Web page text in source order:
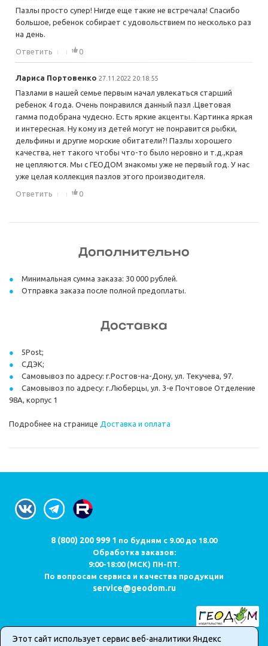
Пазлы просто супер! Нигде еще такие не встречала! Спасибо
большое, ребенок собирает с удовольствием по несколько раз
на день.
Ответить 0
Лариса Портовенко 27.11.2022 20:18:55
Пазлами в нашей семье первым начал увлекаться старший
ребенок 4 года. Очень понравился данный пазл .Цветовая
гамма подобрана чудесно. Есть яркие акценты. Картинка яркая
и интересная. Ну кому из детей могут не понравится рыбки,
дельфины и другие морские обитатели?! Пазлы хорошего
качества, нет такого чтобы что-то было неровно и т.д.,края
не цепляются. Мы с ГЕОДОМ знакомы уже не первый год. У нас
уже целая коллекция пазлов этого производителя.
Ответить 0
Дополнительно
Минимальная сумма заказа: 30 000 рублей.
Отправка заказа после полной предоплаты.
Доставка
5Post;
СДЭК;
Самовывоз по адресу: г.Ростов-на-Дону, ул. Текучева, 97.
Самовывоз по адресу: г.Люберцы, ул. 3-е Почтовое Отделение
98А, корпус 1
Подробнее на странице Доставка и оплата
8 (800) 200 999 1 по будням с 9.00 до 18.00
Обработка заказов:
9:00-18:00 (МСК) ПН-ПТ.
По вопросам сервиса и качества продукции
service@geodom.ru
Этот сайт использует сервис веб-аналитики Яндекс